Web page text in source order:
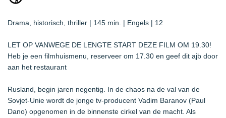
Drama, historisch, thriller | 145 min. | Engels | 12
LET OP VANWEGE DE LENGTE START DEZE FILM OM 19.30!
Heb je een filmhuismenu, reserveer om 17.30 en geef dit ajb door
aan het restaurant
Rusland, begin jaren negentig. In de chaos na de val van de
Sovjet-Unie wordt de jonge tv‑producent Vadim Baranov (Paul
Dano) opgenomen in de binnenste cirkel van de macht. Als